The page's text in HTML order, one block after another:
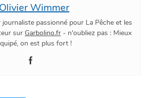
Olivier Wimmer
passionné pour La Pêche et les
sur Garbolino.fr - n'oubliez pas : Mieux
on est plus fort !